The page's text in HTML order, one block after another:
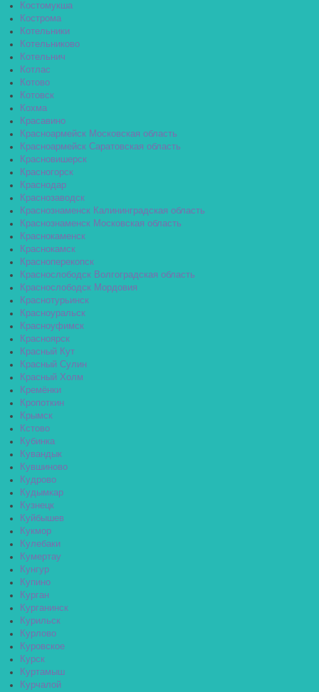
Костомукша
Кострома
Котельники
Котельниково
Котельнич
Котлас
Котово
Котовск
Кохма
Красавино
Красноармейск Московская область
Красноармейск Саратовская область
Красновишерск
Красногорск
Краснодар
Краснозаводск
Краснознаменск Калининградская область
Краснознаменск Московская область
Краснокаменск
Краснокамск
Красноперекопск
Краснослободск Волгоградская область
Краснослободск Мордовия
Краснотурьинск
Красноуральск
Красноуфимск
Красноярск
Красный Кут
Красный Сулин
Красный Холм
Кремёнки
Кропоткин
Крымск
Кстово
Кубинка
Кувандык
Кувшиново
Кудрово
Кудымкар
Кузнецк
Куйбышев
Кукмор
Кулебаки
Кумертау
Кунгур
Купино
Курган
Курганинск
Курильск
Курлово
Куровское
Курск
Куртамыш
Курчалой